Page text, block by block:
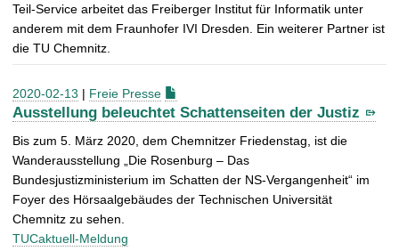
Teil-Service arbeitet das Freiberger Institut für Informatik unter
anderem mit dem Fraunhofer IVI Dresden. Ein weiterer Partner ist
die TU Chemnitz.
2020-02-13 | Freie Presse
Ausstellung beleuchtet Schattenseiten der Justiz
Bis zum 5. März 2020, dem Chemnitzer Friedenstag, ist die
Wanderausstellung „Die Rosenburg – Das
Bundesjustizministerium im Schatten der NS-Vergangenheit“ im
Foyer des Hörsaalgebäudes der Technischen Universität
Chemnitz zu sehen.
TUCaktuell-Meldung